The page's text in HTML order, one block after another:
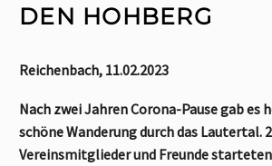
DEN HOHBERG
Reichenbach, 11.02.2023
Nach zwei Jahren Corona-Pause gab es
schöne Wanderung durch das Lautertal.
Vereinsmitglieder und Freunde starteten